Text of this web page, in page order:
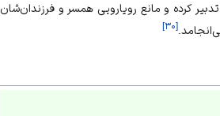
کرده و مانع رویارویی همسر و فرزندان‌شان
[۳۰]